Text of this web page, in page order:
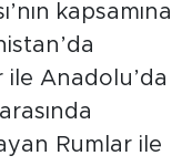
kapsamına
Anadolu’da
Rumlar ile